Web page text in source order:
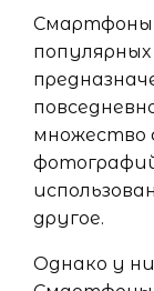
Смартфоны
множество
другое.
Однако у